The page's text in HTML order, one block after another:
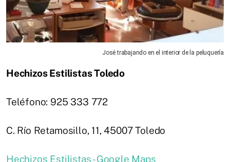
José trabajando en el interior de la peluquería
Hechizos Estilistas Toledo
Teléfono: 925 333 772
C. Río Retamosillo, 11, 45007 Toledo
Hechizos Estilistas - Google Maps